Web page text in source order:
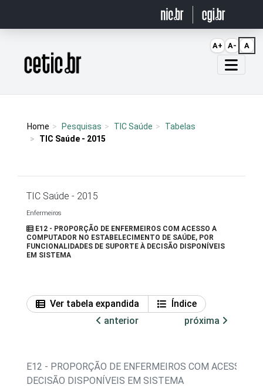
Página inicial
Home Pesquisas TIC Saúde
Tabelas
TIC Saúde - 2015
TIC Saúde - 2015
Enfermeiros
E12 - PROPORÇÃO DE ENFERMEIROS COM ACESSO A
COMPUTADOR NO ESTABELECIMENTO DE SAÚDE, POR
FUNCIONALIDADES DE SUPORTE À DECISÃO DISPONÍVEIS
EM SISTEMA
Ver tabela expandida
Índice
anterior
próxima
E12 - PROPORÇÃO DE ENFERMEIROS COM ACESSO
DECISÃO DISPONÍVEIS EM SISTEMA
A+ A- A